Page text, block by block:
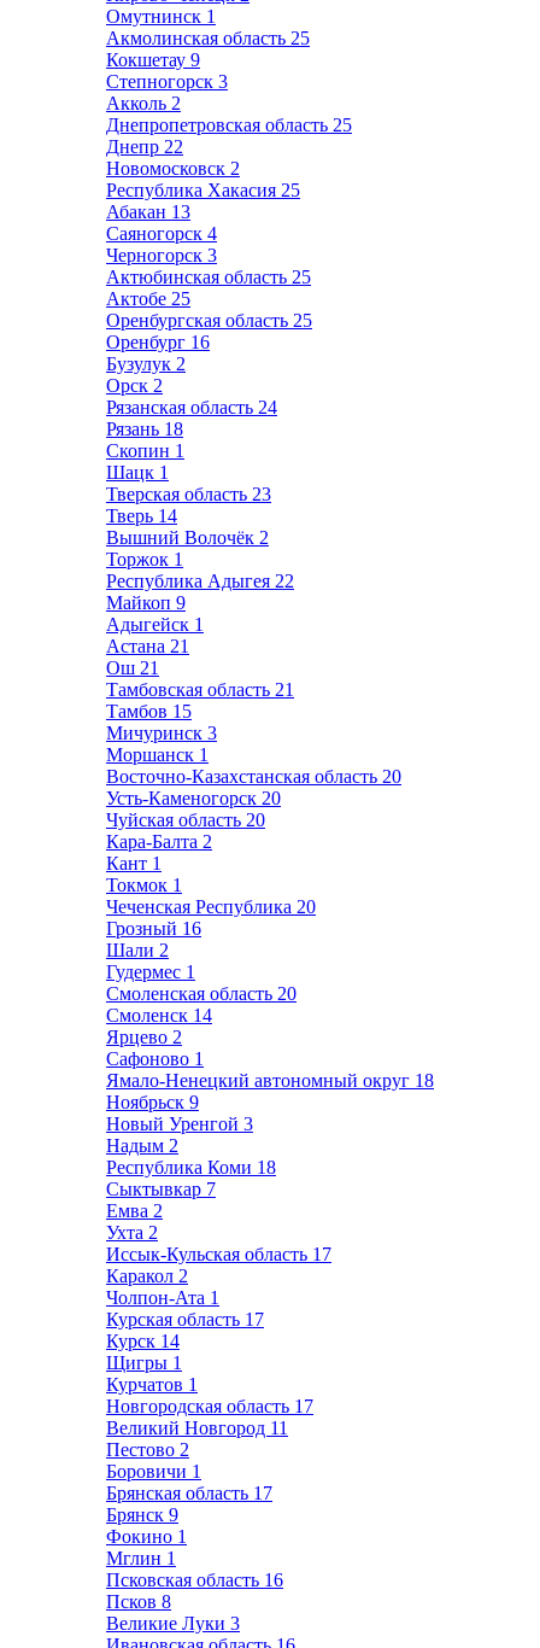
Омутнинск 1
Акмолинская область 25
Кокшетау 9
Степногорск 3
Акколь 2
Днепропетровская область 25
Днепр 22
Новомосковск 2
Республика Хакасия 25
Абакан 13
Саяногорск 4
Черногорск 3
Актюбинская область 25
Актобе 25
Оренбургская область 25
Оренбург 16
Бузулук 2
Орск 2
Рязанская область 24
Рязань 18
Скопин 1
Шацк 1
Тверская область 23
Тверь 14
Вышний Волочёк 2
Торжок 1
Республика Адыгея 22
Майкоп 9
Адыгейск 1
Астана 21
Ош 21
Тамбовская область 21
Тамбов 15
Мичуринск 3
Моршанск 1
Восточно-Казахстанская область 20
Усть-Каменогорск 20
Чуйская область 20
Кара-Балта 2
Кант 1
Токмок 1
Чеченская Республика 20
Грозный 16
Шали 2
Гудермес 1
Смоленская область 20
Смоленск 14
Ярцево 2
Сафоново 1
Ямало-Ненецкий автономный округ 18
Ноябрьск 9
Новый Уренгой 3
Надым 2
Республика Коми 18
Сыктывкар 7
Емва 2
Ухта 2
Иссык-Кульская область 17
Каракол 2
Чолпон-Ата 1
Курская область 17
Курск 14
Щигры 1
Курчатов 1
Новгородская область 17
Великий Новгород 11
Пестово 2
Боровичи 1
Брянская область 17
Брянск 9
Фокино 1
Мглин 1
Псковская область 16
Псков 8
Великие Луки 3